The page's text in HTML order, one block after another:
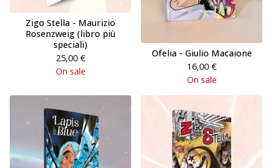
Zigo Stella - Maurizio
Rosenzweig (libro più
speciali)
25,00 €
On sale
Ofelia - Giulio Macaione
16,00 €
On sale